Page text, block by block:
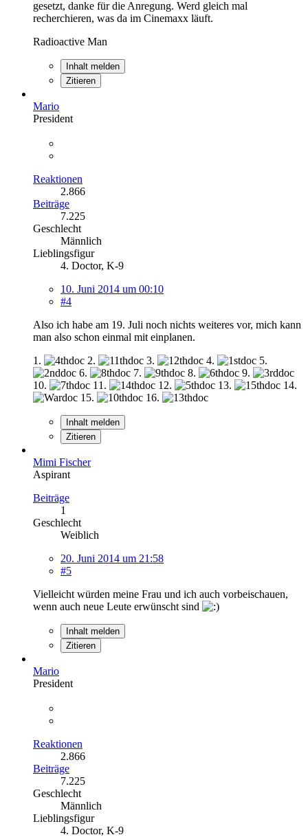
gesetzt, danke für die Anregung. Werd gleich mal
recherchieren, was da im Cinemaxx läuft.
Radioactive Man
Inhalt melden
Zitieren
Mario
President
Reaktionen
2.866
Beiträge
7.225
Geschlecht
Männlich
Lieblingsfigur
4. Doctor, K-9
10. Juni 2014 um 00:10
#4
Also ich habe am 19. Juli noch nichts weiteres vor, mich kann
man also schon einmal mit einplanen.
1.
2. 3. 4.
5.
6.
7. 8.
9.
10.
11. 12. 13.
14.
15.
16.
Inhalt melden
Zitieren
Mimi Fischer
Aspirant
Beiträge
1
Geschlecht
Weiblich
20. Juni 2014 um 21:58
#5
Vielleicht würden meine Frau und ich auch vorbeischauen,
wenn auch neue Leute erwünscht sind
Inhalt melden
Zitieren
Mario
President
Reaktionen
2.866
Beiträge
7.225
Geschlecht
Männlich
Lieblingsfigur
4. Doctor, K-9